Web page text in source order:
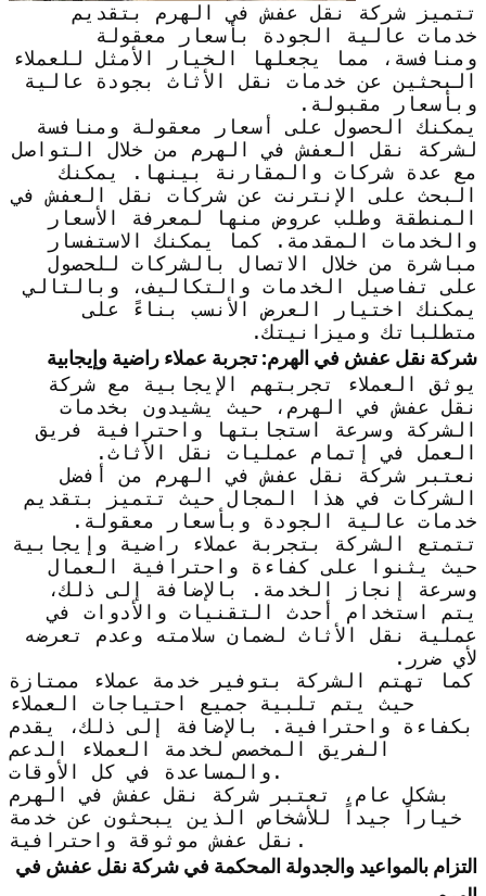
تتميز شركة نقل عفش في الهرم بتقديم
خدمات عالية الجودة بأسعار معقولة
ومنافسة، مما يجعلها الخيار الأمثل للعملاء
البحثين عن خدمات نقل الأثاث بجودة عالية
وبأسعار مقبولة.
يمكنك الحصول على أسعار معقولة ومنافسة
لشركة نقل العفش في الهرم من خلال التواصل
مع عدة شركات والمقارنة بينها. يمكنك
البحث على الإنترنت عن شركات نقل العفش في
المنطقة وطلب عروض منها لمعرفة الأسعار
والخدمات المقدمة. كما يمكنك الاستفسار
مباشرة من خلال الاتصال بالشركات للحصول
على تفاصيل الخدمات والتكاليف، وبالتالي
يمكنك اختيار العرض الأنسب بناءً على
متطلباتك وميزانيتك.
شركة نقل عفش في الهرم: تجربة عملاء راضية وإيجابية
يوثق العملاء تجربتهم الإيجابية مع شركة
نقل عفش في الهرم، حيث يشيدون بخدمات
الشركة وسرعة استجابتها واحترافية فريق
العمل في إتمام عمليات نقل الأثاث.
نعتبر شركة نقل عفش في الهرم من أفضل
الشركات في هذا المجال حيث تتميز بتقديم
خدمات عالية الجودة وبأسعار معقولة.
تتمتع الشركة بتجربة عملاء راضية وإيجابية
حيث يثنوا على كفاءة واحترافية العمال
وسرعة إنجاز الخدمة. بالإضافة إلى ذلك،
يتم استخدام أحدث التقنيات والأدوات في
عملية نقل الأثاث لضمان سلامته وعدم تعرضه
لأي ضرر.
كما تهتم الشركة بتوفير خدمة عملاء ممتازة
حيث يتم تلبية جميع احتياجات العملاء
بكفاءة واحترافية. بالإضافة إلى ذلك، يقدم
الفريق المخصص لخدمة العملاء الدعم
والمساعدة في كل الأوقات.
بشكل عام، تعتبر شركة نقل عفش في الهرم
خياراً جيداً للأشخاص الذين يبحثون عن خدمة
نقل عفش موثوقة واحترافية.
التزام بالمواعيد والجدولة المحكمة في شركة نقل عفش في